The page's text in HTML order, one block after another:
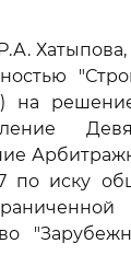
на
по иску